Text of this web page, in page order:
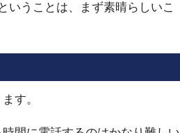
いうことは、まず素晴らしいこ
す。